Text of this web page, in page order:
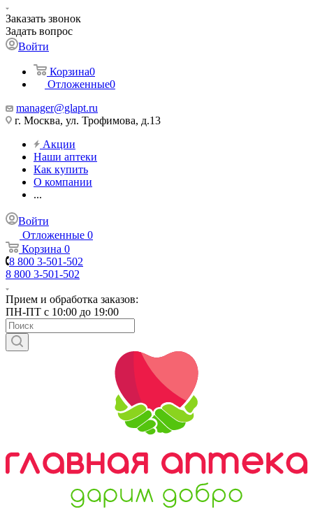
Заказать звонок
Задать вопрос
Войти
Корзина0
Отложенные0
manager@glapt.ru
г. Москва, ул. Трофимова, д.13
Акции
Наши аптеки
Как купить
О компании
...
Войти
Отложенные 0
Корзина 0
8 800 3-501-502
8 800 3-501-502
Прием и обработка заказов:
ПН-ПТ с 10:00 до 19:00